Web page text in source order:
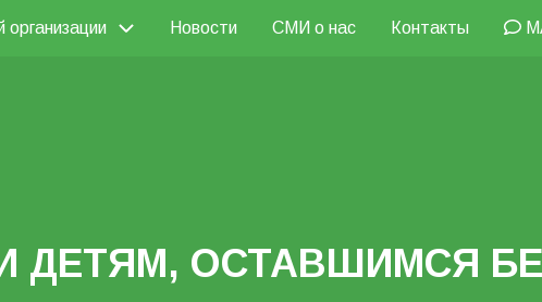
Новости СМИ о нас Контакты
ДЕТЯМ, ОСТАВШИМСЯ